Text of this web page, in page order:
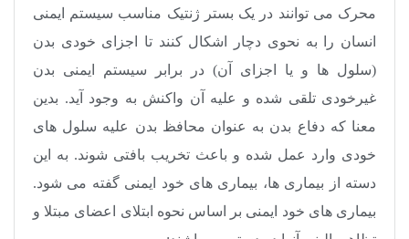
محرک می توانند در یک بستر ژنتیک مناسب سیستم ایمنی
انسان را به نحوی دچار اشکال کنند تا اجزای خودی بدن
(سلول ها و یا اجزای آن) در برابر سیستم ایمنی بدن
غیرخودی تلقی شده و علیه آن واکنش به وجود آید. بدین
معنا که دفاع بدن به عنوان محافظ بدن علیه سلول های
خودی وارد عمل شده و باعث تخریب بافتی شوند. به این
دسته از بیماری ها، بیماری های خود ایمنی گفته می شود.
بیماری های خود ایمنی بر اساس نحوه ابتلای اعضای مبتلا و